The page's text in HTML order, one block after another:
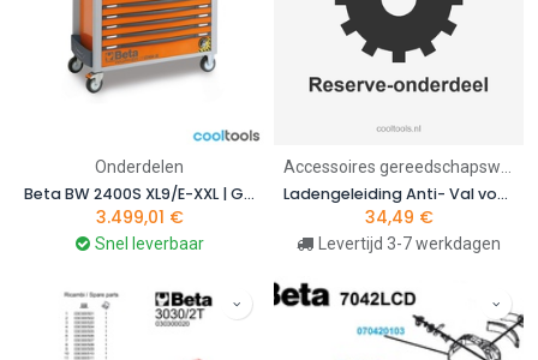
niet uit, dan helpt ons team u graag verder.
Onderdelen
Beta BW 2400S XL9/E-XXL | Gereedschapswagen breed model met 9 laden en 716-delig assortiment
3.499,01 €
Snel leverbaar
Accessoires gereedschapswagens, kasten
Ladengeleiding Anti- Val voor C24SA R/CG
34,49 €
Levertijd 3-7 werkdagen